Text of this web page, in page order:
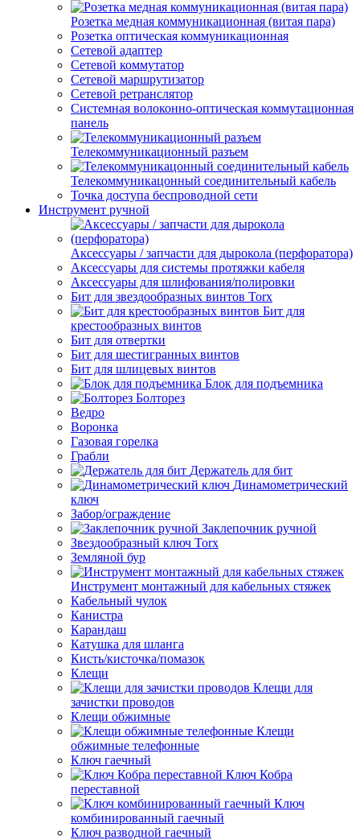
Розетка медная коммуникационная (витая пара)
Розетка оптическая коммуникационная
Сетевой адаптер
Сетевой коммутатор
Сетевой маршрутизатор
Сетевой ретранслятор
Системная волоконно-оптическая коммутационная
панель
Телекоммуникационный разъем
Телекоммуникацонный соединительный кабель
Точка доступа беспроводной сети
Инструмент ручной
Аксессуары / запчасти для дырокола (перфоратора)
Аксессуары для системы протяжки кабеля
Аксессуары для шлифования/полировки
Бит для звездообразных винтов Torx
Бит для
крестообразных винтов
Бит для отвертки
Бит для шестигранных винтов
Бит для шлицевых винтов
Блок для подъемника
Болторез
Ведро
Воронка
Газовая горелка
Грабли
Держатель для бит
Динамометрический
ключ
Забор/ограждение
Заклепочник ручной
Звездообразный ключ Torx
Земляной бур
Инструмент монтажный для кабельных стяжек
Кабельный чулок
Канистра
Карандаш
Катушка для шланга
Кисть/кисточка/помазок
Клещи
Клещи для
зачистки проводов
Клещи обжимные
Клещи
обжимные телефонные
Ключ гаечный
Ключ Кобра
переставной
Ключ
комбинированный гаечный
Ключ разводной гаечный